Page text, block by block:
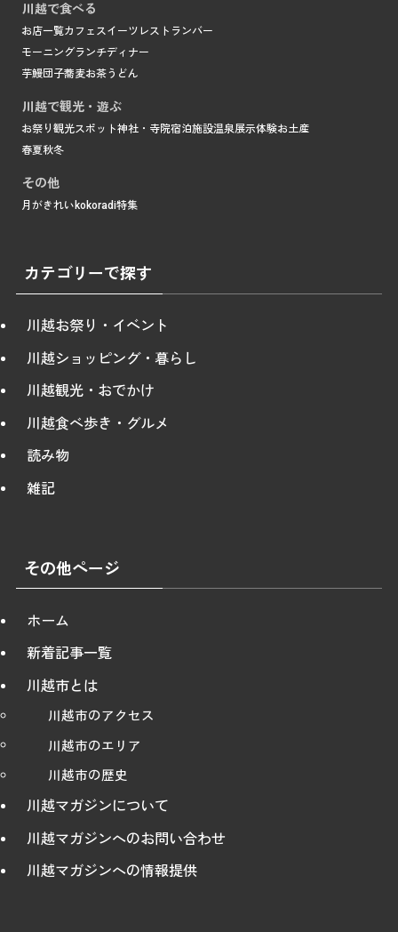
川越で食べる
お店一覧カフェ スイーツ レストランバー
モーニングランチディナー
芋鰻団子蕎麦お茶うどん
川越で観光・遊ぶ
お祭り 観光スポット神社・寺院宿泊施設温泉展示体験お土産
春夏秋冬
その他
月がきれい kokoradi特集
カテゴリーで探す
川越お祭り・イベント
川越ショッピング・暮らし
川越観光・おでかけ
川越食べ歩き・グルメ
読み物
雑記
その他ページ
ホーム
新着記事一覧
川越市とは
川越市のアクセス
川越市のエリア
川越市の歴史
川越マガジンについて
川越マガジンへのお問い合わせ
川越マガジンへの情報提供